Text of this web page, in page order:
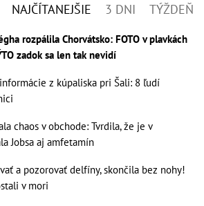
NAJČÍTANEJŠIE 3 DNI TÝŽDEŇ
rozpálila Chorvátsko: FOTO v plavkách
zadok sa len tak nevidí
z kúpaliska pri Šali: 8 ľudí
chaos v obchode: Tvrdila, že je v
Jobsa aj amfetamín
a pozorovať delfíny, skončila bez nohy!
v mori